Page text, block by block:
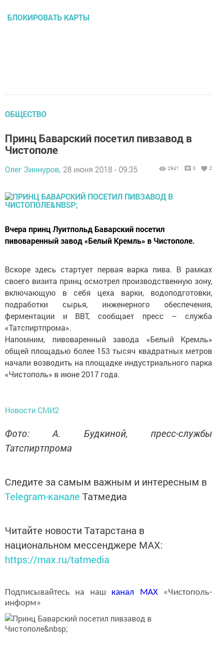
БЛОКИРОВАТЬ КАРТЫ
ОБЩЕСТВО
Принц Баварский посетил пивзавод в
Чистополе
Олег Зиннуров, 28 июня 2018 - 09:35 2941 0 2
Вчера принц Луитпольд Баварский посетил
пивоваренный завод «Белый Кремль» в Чистополе.
Вскоре здесь стартует первая варка пива. В рамках
своего визита принц осмотрел производственную зону,
включающую в себя цеха варки, водоподготовки,
подработки сырья, инженерного обеспечения,
ферментации и ВВТ, сообщает пресс – служба
«Татспиртпрома».
Напомним, пивоваренный завода «Белый Кремль»
общей площадью более 153 тысяч квадратных метров
начали возводить на площадке индустриального парка
«Чистополь» в июне 2017 года.
Новости СМИ2
Фото: А. Будкиной, пресс-службы
Татспиртпрома
Следите за самым важным и интересным в
Telegram-канале Татмедиа
Читайте новости Татарстана в
национальном мессенджере MАХ:
https://max.ru/tatmedia
Подписывайтесь на наш канал MAX«Чистополь-
информ»